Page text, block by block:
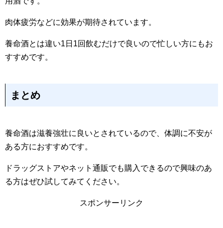
肉体疲労などに効果が期待されています。
養命酒とは違い1日1回飲むだけで良いので忙しい方にもお
すすめです。
まとめ
養命酒は滋養強壮に良いとされているので、体調に不安が
ある方におすすめです。
ドラッグストアやネット通販でも購入できるので興味のあ
る方はぜひ試してみてください。
スポンサーリンク